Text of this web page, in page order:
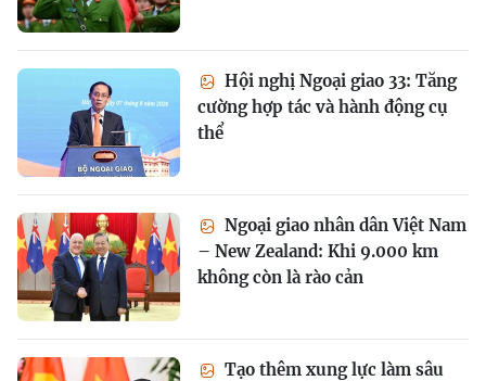
Hội nghị Ngoại giao 33: Tăng
cường hợp tác và hành động cụ
thể
Ngoại giao nhân dân Việt Nam
– New Zealand: Khi 9.000 km
không còn là rào cản
Tạo thêm xung lực làm sâu